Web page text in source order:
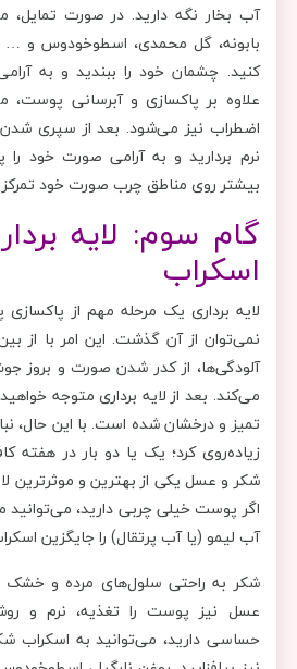
آب بخار نگه دارید. در صورت تمایل،
بابونه، گل محمدی، اسطوخودوس و
کنید. چشمان خود را ببندید و به
علاوه بر پاکسازی و آبرسانی
نرم بردارید و به آرامی صورت خود را
بیشتر روی مناطق چرب صورت خود تمرکز
گام سوم: لایه
اسکراب
لایه برداری یک مرحله مهم از
نمی‌توان از آن گذشت. این امر با از
آلودگی‌ها، از کدر شدن صورت و بروز
می‌کند. بعد از لایه برداری متوجه
تمیز و درخشان شده است. با این حال،
زیاده‌روی کرد؛ یک یا دو بار در هفته
شکر و عسل یکی از بهترین و موثرترین
اگر پوست خیلی چربی دارید، می‌توانید
آب لیمو (یا آب پرتقال) را جایگزین
شکر به راحتی سلول‌های مرده و خشک
عسل نیز پوست را تغذیه، نرم و
حساسی دارید، می‌توانید به اسکراب